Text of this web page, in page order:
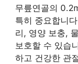
무릎연골의
특히 중요합니
리, 영양 보충,
보호할 수 있습
하고 건강한 관